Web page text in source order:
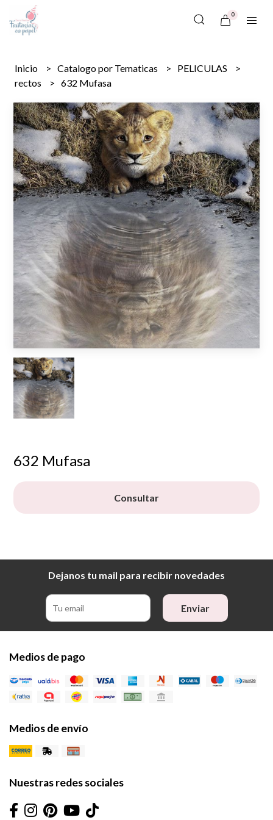
0
Inicio Catalogo por Tematicas
PELICULAS
rectos
632 Mufasa
632 Mufasa
Consultar
Dejanos tu mail para recibir novedades
Enviar
Medios de pago
Medios de envío
Nuestras redes sociales